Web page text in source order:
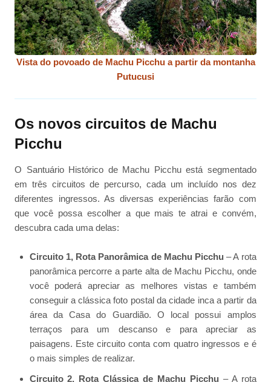
Vista do povoado de Machu Picchu a partir da montanha
Putucusi
Os novos circuitos de Machu
Picchu
O Santuário Histórico de Machu Picchu está segmentado
em três circuitos de percurso, cada um incluído nos dez
diferentes ingressos. As diversas experiências farão com
que você possa escolher a que mais te atrai e convém,
descubra cada uma delas:
Circuito 1, Rota Panorâmica de Machu Picchu – A rota
panorâmica percorre a parte alta de Machu Picchu, onde
você poderá apreciar as melhores vistas e também
conseguir a clássica foto postal da cidade inca a partir da
área da Casa do Guardião. O local possui amplos
terraços para um descanso e para apreciar as
paisagens. Este circuito conta com quatro ingressos e é
o mais simples de realizar.
Circuito 2, Rota Clássica de Machu Picchu – A rota